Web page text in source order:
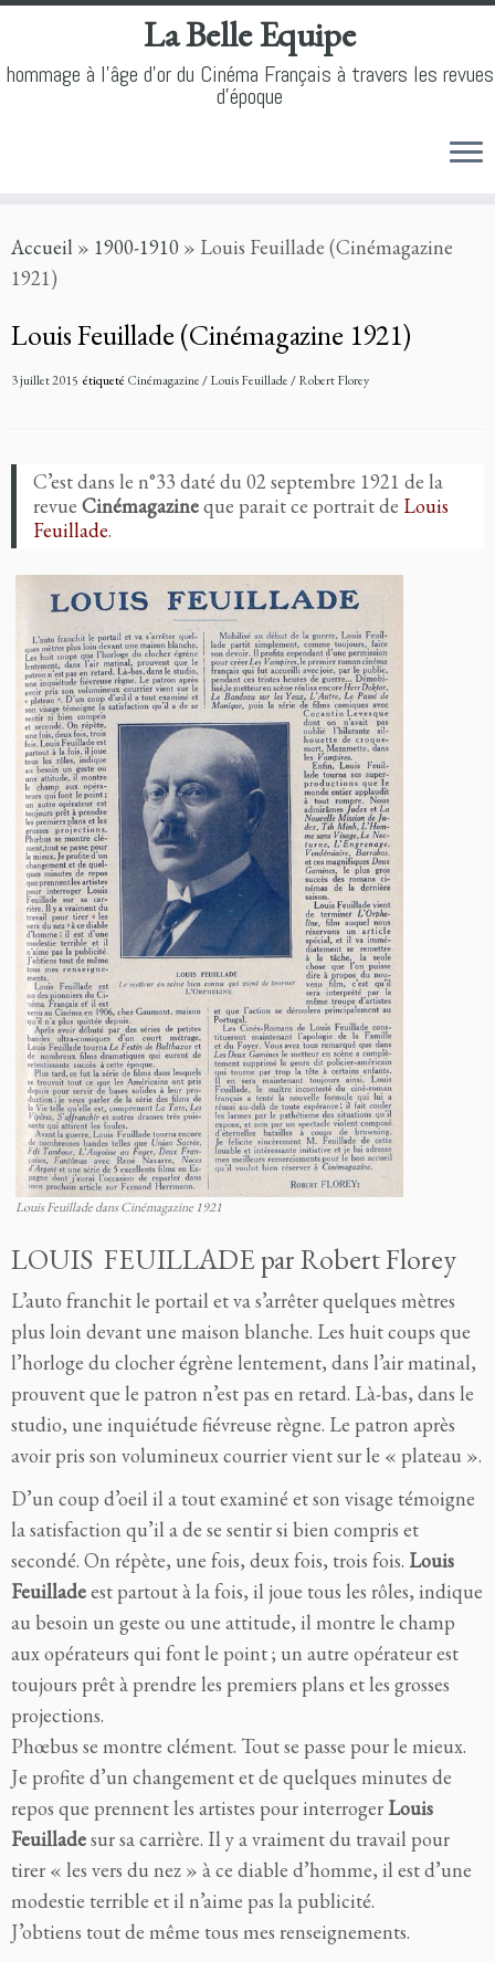
to
content
La Belle Equipe
hommage à l'âge d'or du Cinéma Français à travers les revues
d'époque
Accueil » 1900-1910 » Louis Feuillade (Cinémagazine
1921)
Louis Feuillade (Cinémagazine 1921)
3 juillet 2015 étiqueté Cinémagazine/Louis Feuillade/Robert Florey
C’est dans le n°33 daté du 02 septembre 1921 de la
revue Cinémagazineque parait ce portrait de Louis
Feuillade.
Louis Feuillade dans Cinémagazine 1921
LOUIS FEUILLADE par Robert Florey
L’auto franchit le portail et va s’arrêter quelques mètres
plus loin devant une maison blanche. Les huit coups que
l’horloge du clocher égrène lentement, dans l’air matinal,
prouvent que le patron n’est pas en retard. Là-bas, dans le
studio, une inquiétude fiévreuse règne. Le patron après
avoir pris son volumineux courrier vient sur le « plateau ».
D’un coup d’oeil il a tout examiné et son visage témoigne
la satisfaction qu’il a de se sentir si bien compris et
secondé. On répète, une fois, deux fois, trois fois. Louis
Feuilladeest partout à la fois, il joue tous les rôles, indique
au besoin un geste ou une attitude, il montre le champ
aux opérateurs qui font le point ; un autre opérateur est
toujours prêt à prendre les premiers plans et les grosses
projections.
Phœbus se montre clément. Tout se passe pour le mieux.
Je profite d’un changement et de quelques minutes de
repos que prennent les artistes pour interroger Louis
Feuilladesur sa carrière. Il y a vraiment du travail pour
tirer « les vers du nez » à ce diable d’homme, il est d’une
modestie terrible et il n’aime pas la publicité.
J’obtiens tout de même tous mes renseignements.